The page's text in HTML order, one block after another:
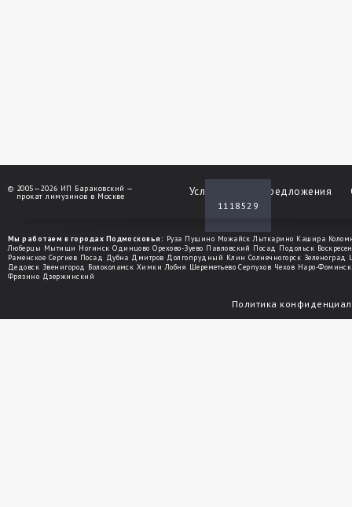
Услуги Спецпредложения
1118529
© 2005—2026 ИП Бараковский —
прокат лимузинов в Москве
Мы работаем в городах Подмосковья: Руза Пущино Можайск Лыткарино Кашира
Люберцы Мытищи Ногинск Одинцово Орехово-Зуево Павловский Посад Подольск
Раменское Сергиев Посад Дубна Дмитров Долгопрудный Клин Солнечногорск Зеленоград
Дедовск Звенигород Волоколамск Химки Лобня Шереметьево Серпухов Чехов Наро-Фоминск
Фрязино Дзержинский
Политика